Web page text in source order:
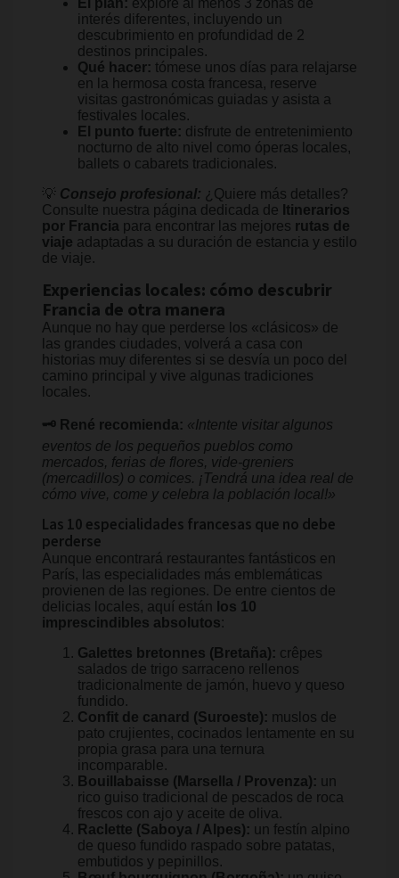
El plan: explore al menos 3 zonas de
interés diferentes, incluyendo un
descubrimiento en profundidad de 2
destinos principales.
Qué hacer: tómese unos días para relajarse
en la hermosa costa francesa, reserve
visitas gastronómicas guiadas y asista a
festivales locales.
El punto fuerte: disfrute de entretenimiento
nocturno de alto nivel como óperas locales,
ballets o cabarets tradicionales.
💡 Consejo profesional: ¿Quiere más detalles?
Consulte nuestra página dedicada de Itinerarios
por Francia para encontrar las mejores rutas de
viaje adaptadas a su duración de estancia y estilo
de viaje.
Experiencias locales: cómo descubrir
Francia de otra manera
Aunque no hay que perderse los «clásicos» de
las grandes ciudades, volverá a casa con
historias muy diferentes si se desvía un poco del
camino principal y vive algunas tradiciones
locales.
🗝️ René recomienda: «Intente visitar algunos
eventos de los pequeños pueblos como
mercados, ferias de flores, vide-greniers
(mercadillos) o comices. ¡Tendrá una idea real de
cómo vive, come y celebra la población local!»
Las 10 especialidades francesas que no debe
perderse
Aunque encontrará restaurantes fantásticos en
París, las especialidades más emblemáticas
provienen de las regiones. De entre cientos de
delicias locales, aquí están los 10
imprescindibles absolutos:
Galettes bretonnes (Bretaña): crêpes
salados de trigo sarraceno rellenos
tradicionalmente de jamón, huevo y queso
fundido.
Confit de canard (Suroeste): muslos de
pato crujientes, cocinados lentamente en su
propia grasa para una ternura
incomparable.
Bouillabaisse (Marsella / Provenza): un
rico guiso tradicional de pescados de roca
frescos con ajo y aceite de oliva.
Raclette (Saboya / Alpes): un festín alpino
de queso fundido raspado sobre patatas,
embutidos y pepinillos.